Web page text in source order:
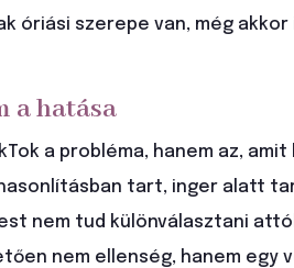
óriási szerepe van, még akkor
a hatása
a probléma, hanem az, amit
tart, inger alatt
nem tud különválasztani
nem ellenség, hanem egy